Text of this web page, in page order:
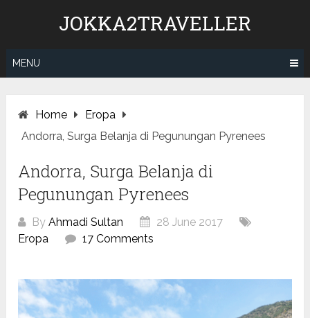
JOKKA2TRAVELLER
MENU
Home
Eropa
Andorra, Surga Belanja di Pegunungan Pyrenees
Andorra, Surga Belanja di
Pegunungan Pyrenees
ByAhmadi Sultan
28 June 2017
Eropa
17 Comments